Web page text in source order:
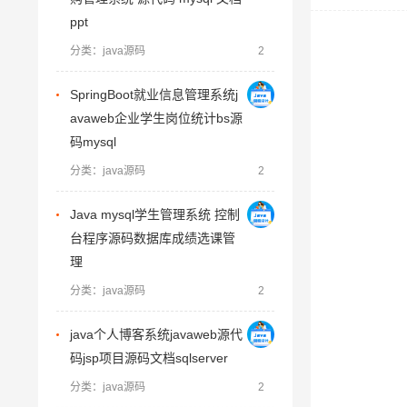
ppt
分类：java源码 2
SpringBoot就业信息管理系统j
avaweb企业学生岗位统计bs源
码mysql
分类：java源码 2
Java mysql学生管理系统 控制
台程序源码数据库成绩选课管
理
分类：java源码 2
java个人博客系统javaweb源代
码jsp项目源码文档sqlserver
分类：java源码 2